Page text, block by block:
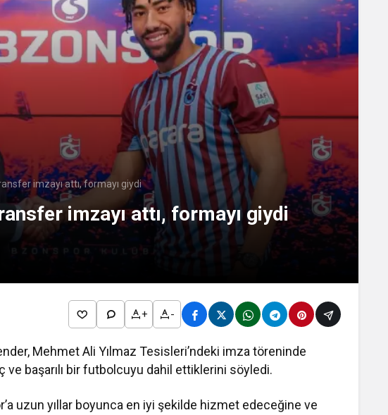
imzayı attı, formayı giydi
imzayı attı, formayı giydi
+ -
Mehmet Ali Yılmaz Tesisleri’ndeki imza töreninde
ve başarılı bir futbolcuyu dahil ettiklerini söyledi.
uzun yıllar boyunca en iyi şekilde hizmet edeceğine ve